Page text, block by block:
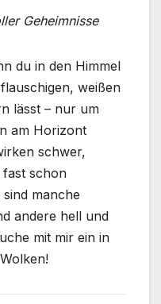
Geheimnisse
du in den Himmel
weißen
lässt – nur um
am Horizont
schwer,
schon
manche
andere hell und
mit mir ein in